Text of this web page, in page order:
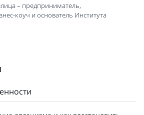
– предприниматель,
коуч и основатель Института